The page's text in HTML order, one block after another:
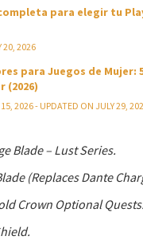
para elegir tu
20, 2026
para Juegos de Mujer:
(2026)
15, 2026 - UPDATED ON JULY 29,
Blade – Lust Series.
(Replaces Dante
Crown Optional Quests.